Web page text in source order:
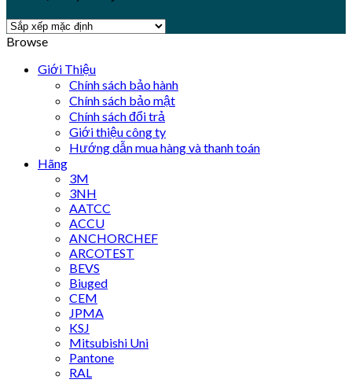
Browse
Giới Thiệu
Chính sách bảo hành
Chính sách bảo mật
Chính sách đổi trả
Giới thiệu công ty
Hướng dẫn mua hàng và thanh toán
Hãng
3M
3NH
AATCC
ACCU
ANCHORCHEF
ARCOTEST
BEVS
Biuged
CEM
JPMA
KSJ
Mitsubishi Uni
Pantone
RAL